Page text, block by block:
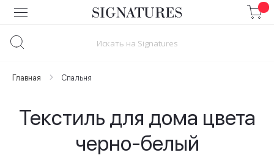
Skip
to
Главная Спальня
Текстиль для дома цвета
черно-белый